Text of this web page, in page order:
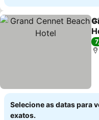
Selecione as datas para
exatos.